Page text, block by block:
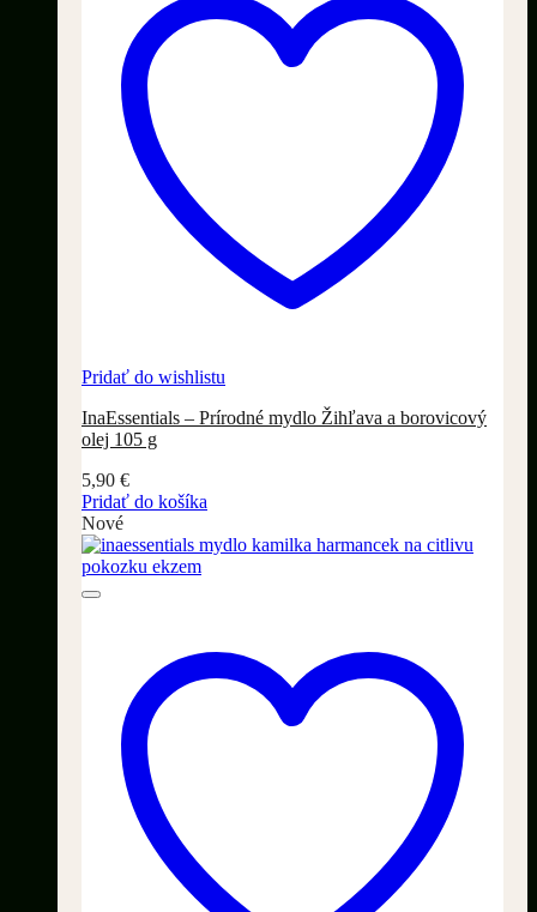
Pridať do wishlistu
InaEssentials – Prírodné mydlo Žihľava a borovicový
olej 105 g
5,90 €
Pridať do košíka
Nové